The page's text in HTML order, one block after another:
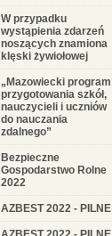
W przypadku
wystąpienia zdarzeń
noszących znamiona
klęski żywiołowej
„Mazowiecki program
przygotowania szkół,
nauczycieli i uczniów
do nauczania
zdalnego”
Bezpieczne
Gospodarstwo Rolne
2022
AZBEST 2022 - PILNE